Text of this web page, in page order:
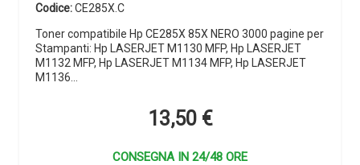
Codice:CE285X.C
Toner compatibile Hp CE285X 85X NERO 3000 pagine per
Stampanti: Hp LASERJET M1130 MFP, Hp LASERJET
M1132 MFP, Hp LASERJET M1134 MFP, Hp LASERJET
M1136…
13,50 €
CONSEGNA IN 24/48 ORE